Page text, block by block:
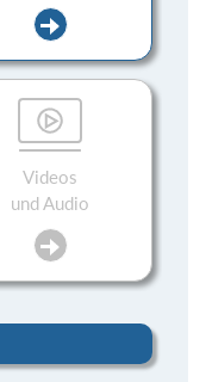
Videos
und Audio